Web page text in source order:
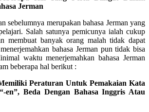
Jerman
sebelumnya merupakan bahasa Jerman yang
Salah satunya pemicunya ialah cukup
membuat banyak orang malah tidak dapat
bahasa Jerman pun tidak bisa
waktu menerjemahkan bahasa Jerman
beberapa hal berikut :
Peraturan Untuk Pemakaian Kata
en”, Beda Dengan Bahasa Inggris Atau